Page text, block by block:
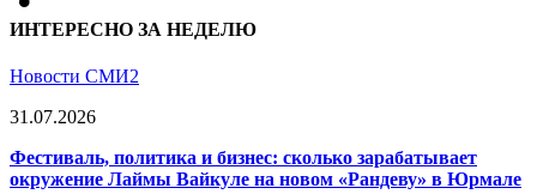
ИНТЕРЕСНО ЗА НЕДЕЛЮ
Новости СМИ2
31.07.2026
Фестиваль, политика и бизнес: сколько зарабатывает
окружение Лаймы Вайкуле на новом «Рандеву» в Юрмале